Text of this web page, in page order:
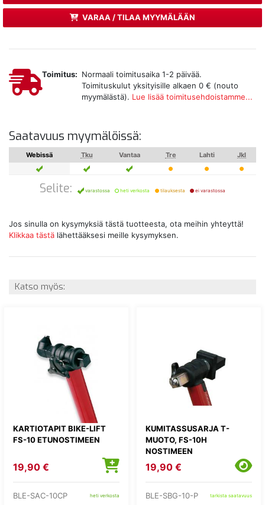
VARAA / TILAA MYYMÄLÄÄN
Toimitus: Normaali toimitusaika 1-2 päivää.
Toimituskulut yksityisille alkaen 0 € (nouto
myymälästä). Lue lisää toimitusehdoistamme...
Saatavuus myymälöissä:
Webissä Tku Vantaa Tre Lahti Jkl
Selite: varastossa heti verkosta tilauksesta ei varastossa
Jos sinulla on kysymyksiä tästä tuotteesta, ota meihin yhteyttä!
Klikkaa tästä lähettääksesi meille kysymyksen.
Katso myös:
KARTIOTAPIT BIKE-LIFT
FS-10 ETUNOSTIMEEN
19,90 €
BLE-SAC-10CP heti verkosta
KUMITASSUSARJA T-
MUOTO, FS-10H
NOSTIMEEN
19,90 €
BLE-SBG-10-P tarkista saatavuus